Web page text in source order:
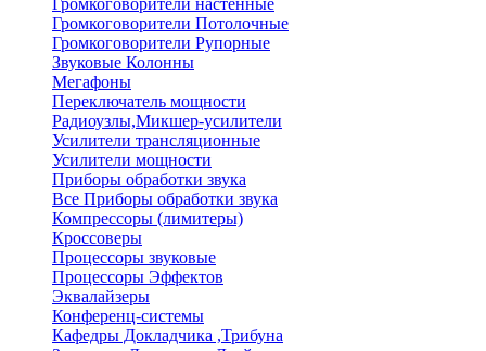
Громкоговорители настенные
Громкоговорители Потолочные
Громкоговорители Рупорные
Звуковые Колонны
Мегафоны
Переключатель мощности
Радиоузлы,Микшер-усилители
Усилители трансляционные
Усилители мощности
Приборы обработки звука
Все Приборы обработки звука
Компрессоры (лимитеры)
Кроссоверы
Процессоры звуковые
Процессоры Эффектов
Эквалайзеры
Конференц-системы
Кафедры Докладчика ,Трибуна